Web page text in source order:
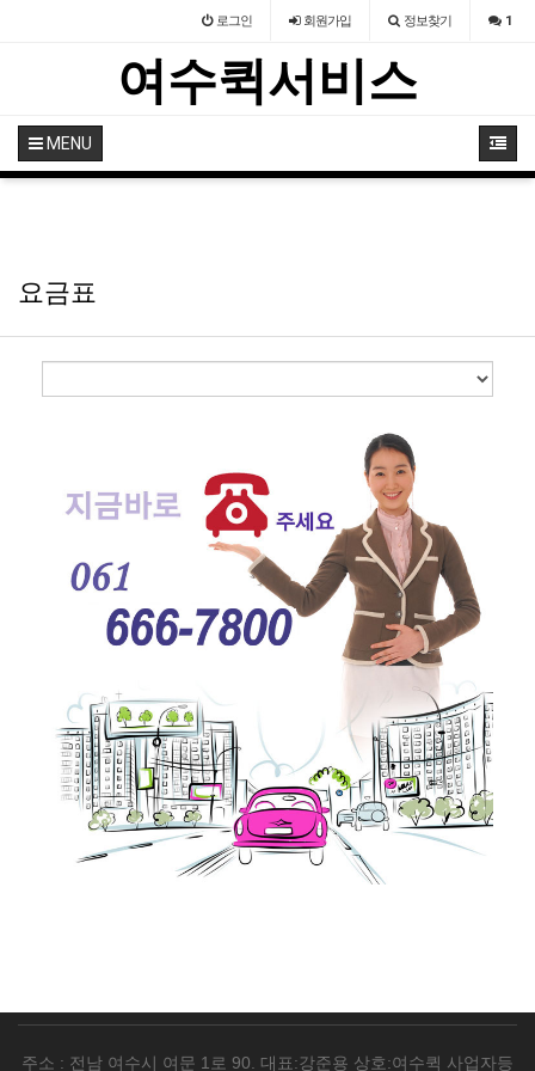
로그인 회원가입 정보찾기 1
여수퀵서비스
MENU
요금표
주소 : 전남 여수시 여문 1로 90. 대표:강준용 상호:여수퀵 사업자등